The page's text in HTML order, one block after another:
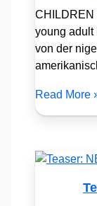
CHILDREN
young adult
von der
Read More